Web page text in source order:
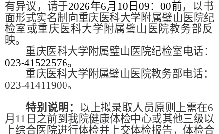
有异议，请于2026年6月10日09：00前，以书
面形式实名制向重庆医科大学附属璧山医院纪
检室或重庆医科大学附属璧山医院教务部反
映。
重庆医科大学附属璧山医院纪检室电话：
023-41522576。
重庆医科大学附属璧山医院教务部电话：
023-41411900。
特别说明： 以上拟录取人员原则上需在6
月11日之前到我院健康体检中心或其他三级以
上综合医院进行体检并上交体检报告，体检合